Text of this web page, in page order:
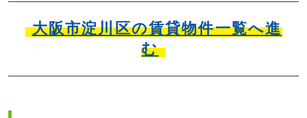
大阪市淀川区の賃貸物件一覧へ進
む